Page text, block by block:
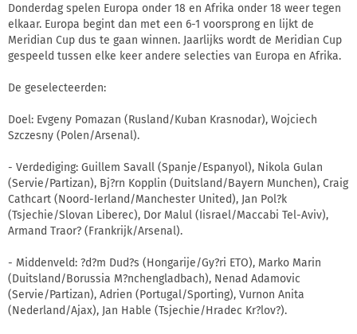
Donderdag spelen Europa onder 18 en Afrika onder 18 weer tegen
elkaar. Europa begint dan met een 6-1 voorsprong en lijkt de
Meridian Cup dus te gaan winnen. Jaarlijks wordt de Meridian Cup
gespeeld tussen elke keer andere selecties van Europa en Afrika.
De geselecteerden:
Doel: Evgeny Pomazan (Rusland/Kuban Krasnodar), Wojciech
Szczesny (Polen/Arsenal).
- Verdediging: Guillem Savall (Spanje/Espanyol), Nikola Gulan
(Servie/Partizan), Bj?rn Kopplin (Duitsland/Bayern Munchen), Craig
Cathcart (Noord-Ierland/Manchester United), Jan Pol?k
(Tsjechie/Slovan Liberec), Dor Malul (Iisrael/Maccabi Tel-Aviv),
Armand Traor? (Frankrijk/Arsenal).
- Middenveld: ?d?m Dud?s (Hongarije/Gy?ri ETO), Marko Marin
(Duitsland/Borussia M?nchengladbach), Nenad Adamovic
(Servie/Partizan), Adrien (Portugal/Sporting), Vurnon Anita
(Nederland/Ajax), Jan Hable (Tsjechie/Hradec Kr?lov?).